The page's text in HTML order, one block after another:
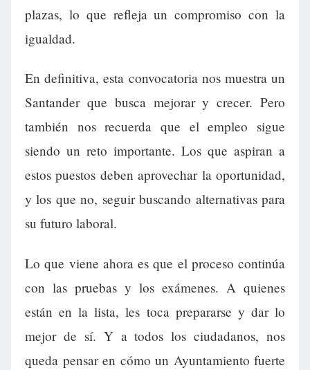
plazas, lo que refleja un compromiso con la
igualdad.
En definitiva, esta convocatoria nos muestra un
Santander que busca mejorar y crecer. Pero
también nos recuerda que el empleo sigue
siendo un reto importante. Los que aspiran a
estos puestos deben aprovechar la oportunidad,
y los que no, seguir buscando alternativas para
su futuro laboral.
Lo que viene ahora es que el proceso continúa
con las pruebas y los exámenes. A quienes
están en la lista, les toca prepararse y dar lo
mejor de sí. Y a todos los ciudadanos, nos
queda pensar en cómo un Ayuntamiento fuerte